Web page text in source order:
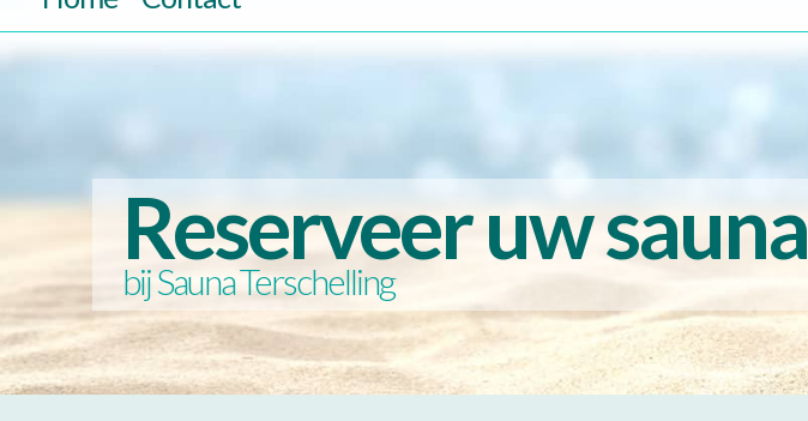
Reserveer uw sauna
bij Sauna Terschelling